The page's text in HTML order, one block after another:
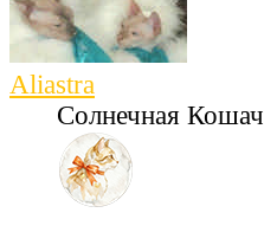
Aliastra
Солнечная